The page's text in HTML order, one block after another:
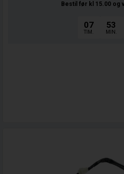
Bestil før kl 15.00 og
07
TIM.
53
MIN.